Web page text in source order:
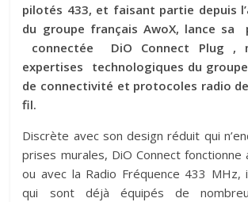
pilotés 433, et faisant partie depuis
du groupe français AwoX, lance sa
connectée DiO Connect Plug ,
expertises technologiques du
de connectivité et protocoles radio
fil.
Discrète avec son design réduit qui
prises murales, DiO Connect fonctionne
ou avec la Radio Fréquence 433 MHz,
qui sont déjà équipés de